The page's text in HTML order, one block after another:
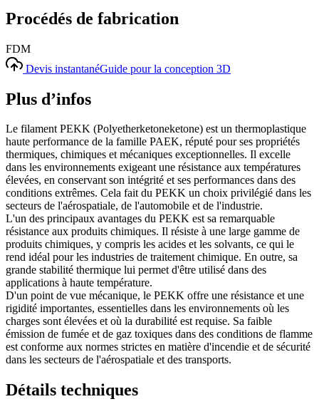
Procédés de fabrication
FDM
Devis instantanéGuide pour la conception 3D
Plus d’infos
Le filament PEKK (Polyetherketoneketone) est un thermoplastique
haute performance de la famille PAEK, réputé pour ses propriétés
thermiques, chimiques et mécaniques exceptionnelles. Il excelle
dans les environnements exigeant une résistance aux températures
élevées, en conservant son intégrité et ses performances dans des
conditions extrêmes. Cela fait du PEKK un choix privilégié dans les
secteurs de l'aérospatiale, de l'automobile et de l'industrie.
L'un des principaux avantages du PEKK est sa remarquable
résistance aux produits chimiques. Il résiste à une large gamme de
produits chimiques, y compris les acides et les solvants, ce qui le
rend idéal pour les industries de traitement chimique. En outre, sa
grande stabilité thermique lui permet d'être utilisé dans des
applications à haute température.
D'un point de vue mécanique, le PEKK offre une résistance et une
rigidité importantes, essentielles dans les environnements où les
charges sont élevées et où la durabilité est requise. Sa faible
émission de fumée et de gaz toxiques dans des conditions de flamme
est conforme aux normes strictes en matière d'incendie et de sécurité
dans les secteurs de l'aérospatiale et des transports.
Détails techniques